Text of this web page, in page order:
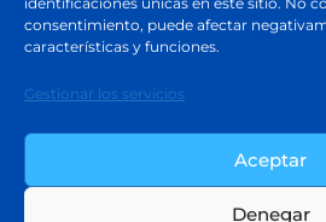
consentimiento, puede afectar
características y funciones.
Gestionar los servicios
Aceptar
Denegar
Cotización
Respuesta en menos de 24 horas